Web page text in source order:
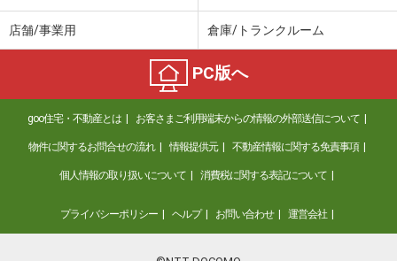
店舗/事業用 倉庫/トランクルーム
PC版へ
goo住宅・不動産とは お客さまご利用端末からの情報の外部送信について
物件に関するお問合せの流れ 情報提供元 不動産情報に関する免責事項
個人情報の取り扱いについて 消費税に関する表記について
プライバシーポリシー ヘルプ お問い合わせ 運営会社